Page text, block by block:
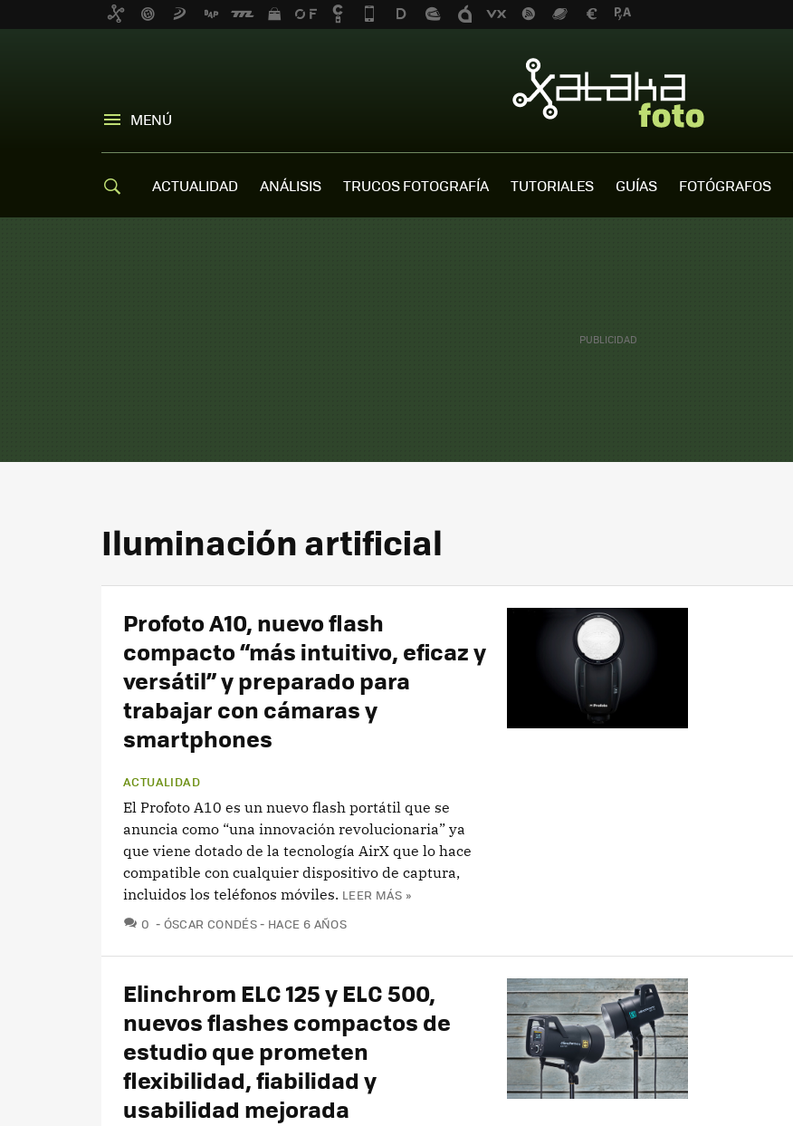
MENÚ
ACTUALIDAD ANÁLISIS TRUCOS FOTOGRAFÍA TUTORIALES GUÍAS FOTÓGRAFOS
Iluminación artificial
Profoto A10, nuevo flash
compacto “más intuitivo, eficaz y
versátil” y preparado para
trabajar con cámaras y
smartphones
ACTUALIDAD
El Profoto A10 es un nuevo flash portátil que se
anuncia como “una innovación revolucionaria” ya
que viene dotado de la tecnología AirX que lo hace
compatible con cualquier dispositivo de captura,
incluidos los teléfonos móviles. LEER MÁS »
0 COMENTARIOS
ÓSCAR CONDÉS HACE 6 AÑOS
Elinchrom ELC 125 y ELC 500,
nuevos flashes compactos de
estudio que prometen
flexibilidad, fiabilidad y
usabilidad mejorada